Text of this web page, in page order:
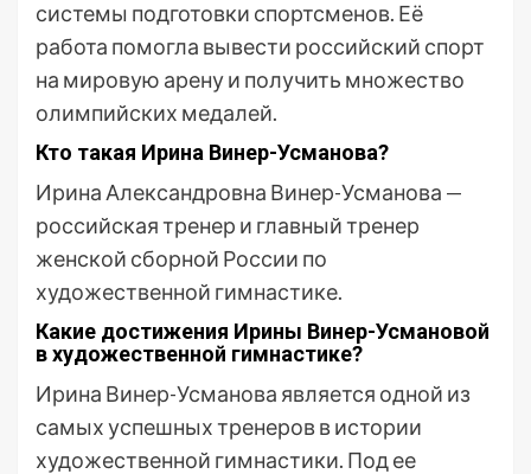
системы подготовки спортсменов. Её
работа помогла вывести российский спорт
на мировую арену и получить множество
олимпийских медалей.
Кто такая Ирина Винер-Усманова?
Ирина Александровна Винер-Усманова —
российская тренер и главный тренер
женской сборной России по
художественной гимнастике.
Какие достижения Ирины Винер-Усмановой
в художественной гимнастике?
Ирина Винер-Усманова является одной из
самых успешных тренеров в истории
художественной гимнастики. Под ее